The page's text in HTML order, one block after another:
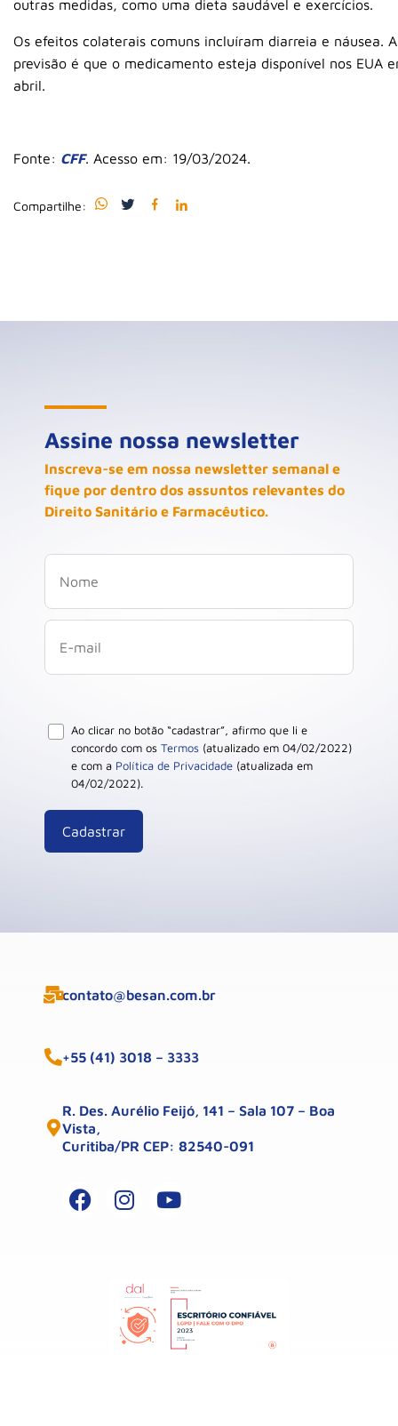
outras medidas, como uma dieta saudável e exercícios.
Os efeitos colaterais comuns incluíram diarreia e náusea. A
previsão é que o medicamento esteja disponível nos EUA
abril.
Fonte: CFF. Acesso em: 19/03/2024.
Compartilhe:
Assine nossa newsletter
Inscreva-se em nossa newsletter semanal e
fique por dentro dos assuntos relevantes do
Direito Sanitário e Farmacêutico.
Ao clicar no botão “cadastrar”, afirmo que li e
concordo com os Termos (atualizado em 04/02/2022)
e com a Política de Privacidade (atualizada em
04/02/2022).
contato@besan.com.br
+55 (41) 3018 – 3333
R. Des. Aurélio Feijó, 141 – Sala 107 – Boa
Vista,
Curitiba/PR CEP: 82540-091